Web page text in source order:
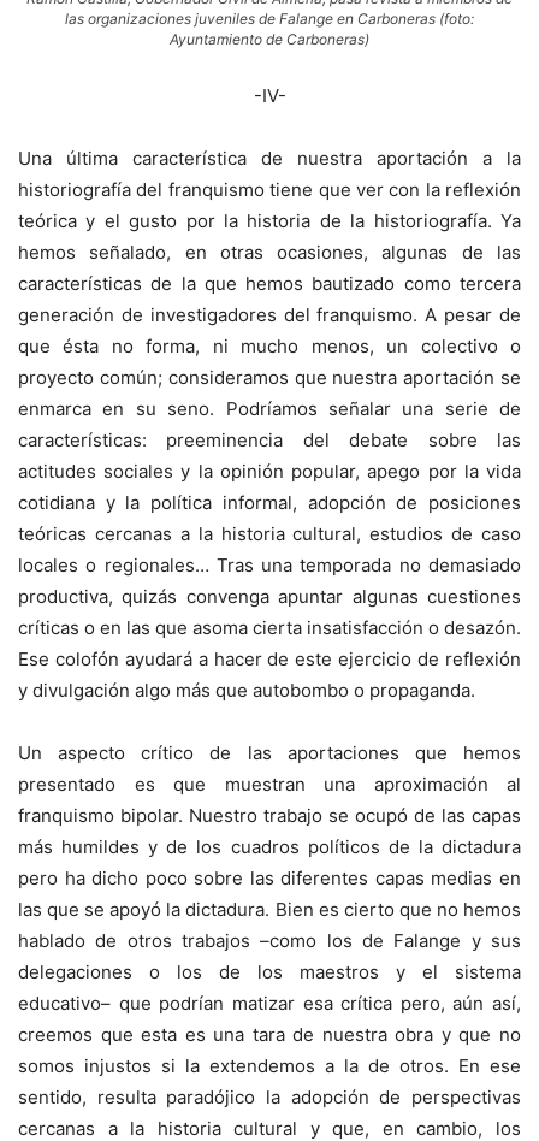
las organizaciones juveniles de Falange en Carboneras (foto:
Ayuntamiento de Carboneras)
-IV-
Una última característica de nuestra aportación a la
historiografía del franquismo tiene que ver con la reflexión
teórica y el gusto por la historia de la historiografía. Ya
hemos señalado, en otras ocasiones, algunas de las
características de la que hemos bautizado como tercera
generación de investigadores del franquismo. A pesar de
que ésta no forma, ni mucho menos, un colectivo o
proyecto común; consideramos que nuestra aportación se
enmarca en su seno. Podríamos señalar una serie de
características: preeminencia del debate sobre las
actitudes sociales y la opinión popular, apego por la vida
cotidiana y la política informal, adopción de posiciones
teóricas cercanas a la historia cultural, estudios de caso
locales o regionales… Tras una temporada no demasiado
productiva, quizás convenga apuntar algunas cuestiones
críticas o en las que asoma cierta insatisfacción o desazón.
Ese colofón ayudará a hacer de este ejercicio de reflexión
y divulgación algo más que autobombo o propaganda.
Un aspecto crítico de las aportaciones que hemos
presentado es que muestran una aproximación al
franquismo bipolar. Nuestro trabajo se ocupó de las capas
más humildes y de los cuadros políticos de la dictadura
pero ha dicho poco sobre las diferentes capas medias en
las que se apoyó la dictadura. Bien es cierto que no hemos
hablado de otros trabajos –como los de Falange y sus
delegaciones o los de los maestros y el sistema
educativo– que podrían matizar esa crítica pero, aún así,
creemos que esta es una tara de nuestra obra y que no
somos injustos si la extendemos a la de otros. En ese
sentido, resulta paradójico la adopción de perspectivas
cercanas a la historia cultural y que, en cambio, los